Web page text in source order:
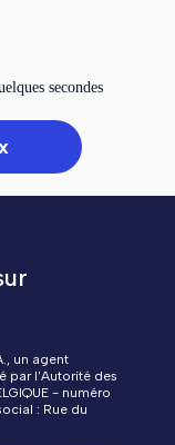
secondes
un agent
par l'Autorité des
- numéro
: Rue du